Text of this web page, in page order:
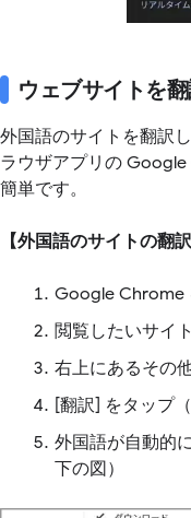
ウェブサイトを翻
外国語のサイトを翻訳
ラウザアプリの
簡単です。
【外国語のサイトの翻訳
Google Chrome
閲覧したいサイ
右上にあるその
[翻訳] をタップ
外国語が自動的
下の図）